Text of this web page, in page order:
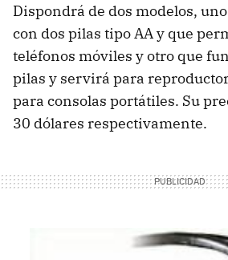
Dispondrá de dos modelos,
con dos pilas tipo AA y que
teléfonos móviles y otro que
pilas y servirá para
para consolas portátiles. Su
30 dólares respectivamente.